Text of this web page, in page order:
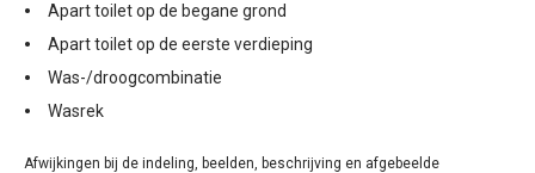
Apart toilet op de begane grond
Apart toilet op de eerste verdieping
Was-/droogcombinatie
Wasrek
Afwijkingen bij de indeling, beelden, beschrijving en afgebeelde